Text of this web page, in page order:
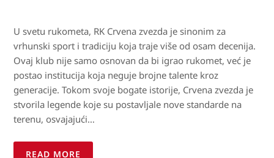
U svetu rukometa, RK Crvena zvezda je sinonim za
vrhunski sport i tradiciju koja traje više od osam decenija.
Ovaj klub nije samo osnovan da bi igrao rukomet, već je
postao institucija koja neguje brojne talente kroz
generacije. Tokom svoje bogate istorije, Crvena zvezda je
stvorila legende koje su postavljale nove standarde na
terenu, osvajajući…
READ MORE